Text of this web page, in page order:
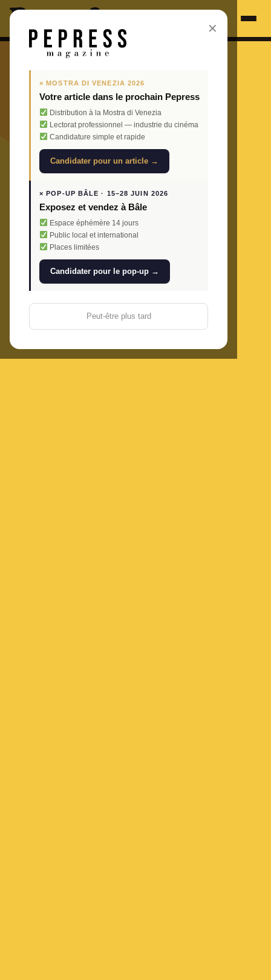
✕
× MOSTRA DI VENEZIA 2026
Votre article dans le prochain Pepress
Distribution à la Mostra di Venezia
Lectorat professionnel — industrie du cinéma
Candidature simple et rapide
Candidater pour un article →
× POP-UP BÂLE · 15–28 JUIN 2026
Exposez et vendez à Bâle
Espace éphémère 14 jours
Public local et international
Places limitées
Candidater pour le pop-up →
Peut-être plus tard